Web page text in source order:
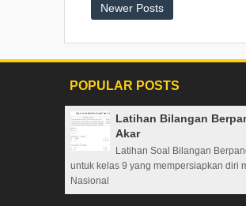
Newer Posts
POPULAR POSTS
Latihan Bilangan
Akar
Latihan Soal Bilangan
untuk kelas 9 yang mempersiapkan diri
Nasional